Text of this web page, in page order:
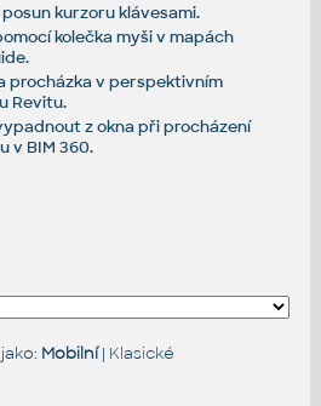
kurzoru klávesami.
kolečka myši v mapách
procházka v perspektivním
Revitu.
z okna při procházení
v BIM 360.
Mobilní| Klasické